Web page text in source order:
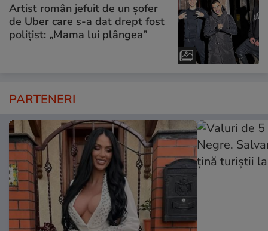
Artist român jefuit de un șofer
de Uber care s-a dat drept fost
polițist: „Mama lui plângea”
PARTENERI